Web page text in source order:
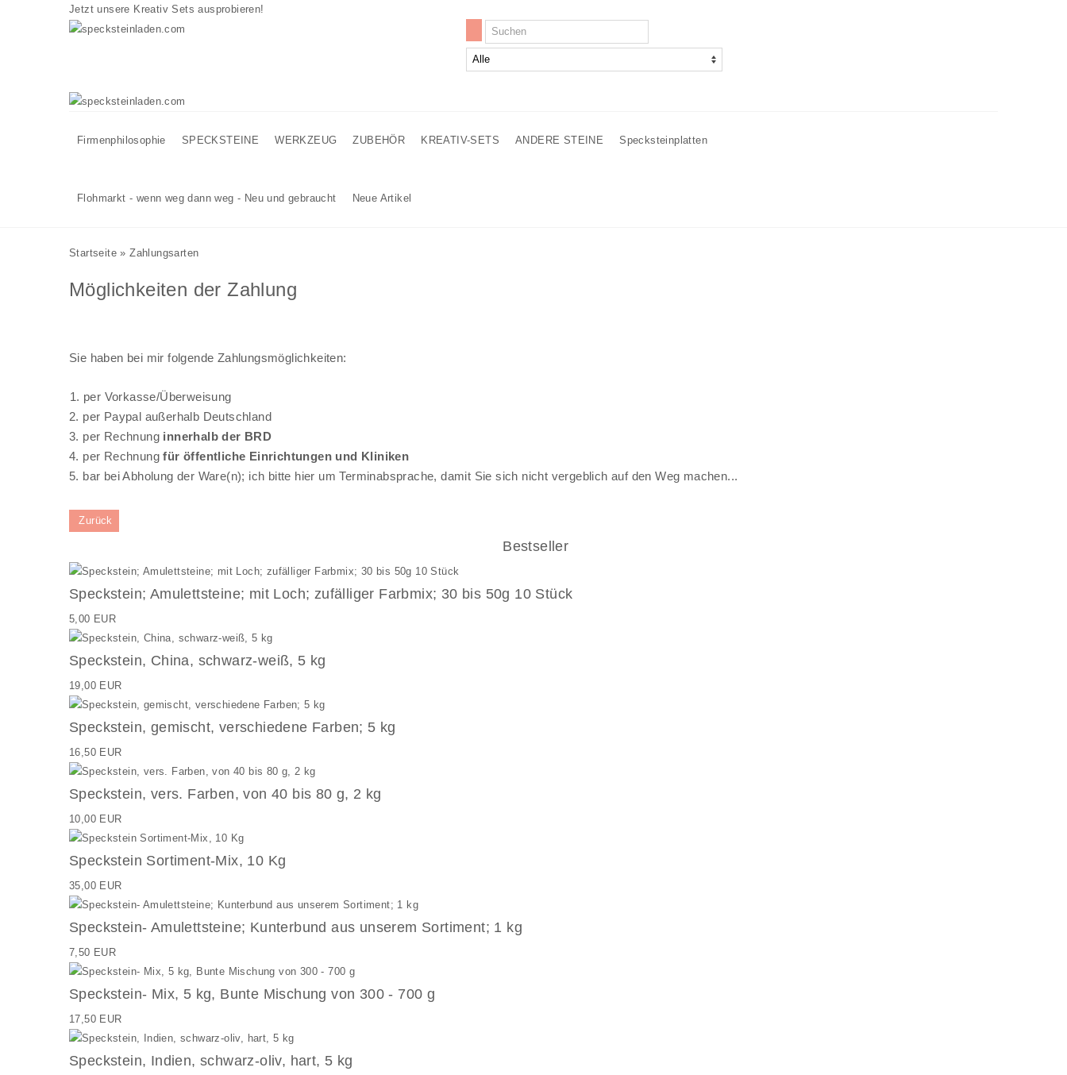
Jetzt unsere Kreativ Sets ausprobieren!
Firmenphilosophie SPECKSTEINE WERKZEUG ZUBEHÖR KREATIV-SETS ANDERE STEINE Specksteinplatten
Flohmarkt - wenn weg dann weg - Neu und gebraucht Neue Artikel
Startseite »Zahlungsarten
Möglichkeiten der Zahlung
Sie haben bei mir folgende Zahlungsmöglichkeiten:
1. per Vorkasse/Überweisung
2. per Paypal außerhalb Deutschland
3. per Rechnung innerhalb der BRD
4. per Rechnungfür öffentliche Einrichtungen und Kliniken
5. bar bei Abholung der Ware(n); ich bitte hier um Terminabsprache, damit Sie sich nicht vergeblich auf den Weg machen...
Zurück
Bestseller
Speckstein; Amulettsteine; mit Loch; zufälliger Farbmix; 30 bis 50g 10 Stück
5,00 EUR
Speckstein, China, schwarz-weiß, 5 kg
19,00 EUR
Speckstein, gemischt, verschiedene Farben; 5 kg
16,50 EUR
Speckstein, vers. Farben, von 40 bis 80 g, 2 kg
10,00 EUR
Speckstein Sortiment-Mix, 10 Kg
35,00 EUR
Speckstein- Amulettsteine; Kunterbund aus unserem Sortiment; 1 kg
7,50 EUR
Speckstein- Mix, 5 kg, Bunte Mischung von 300 - 700 g
17,50 EUR
Speckstein, Indien, schwarz-oliv, hart, 5 kg